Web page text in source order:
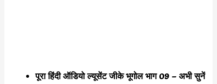
पूरा हिंदी ऑडियो ल्यूसेंट जीके भूगोल भाग 09 – अभी सुनें